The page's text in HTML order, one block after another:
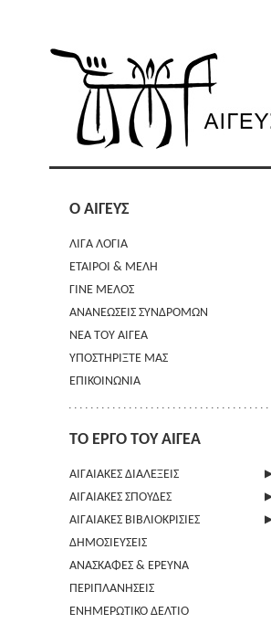
Ο ΑΙΓΕΥΣ
ΛΙΓΑ ΛΟΓΙΑ
ΕΤΑΙΡΟΙ & ΜΕΛΗ
ΓΙΝΕ ΜΕΛΟΣ
ΑΝΑΝΕΩΣΕΙΣ ΣΥΝΔΡΟΜΩΝ
ΝΕΑ ΤΟΥ ΑΙΓΕΑ
ΥΠΟΣΤΗΡΙΞΤΕ ΜΑΣ
ΕΠΙΚΟΙΝΩΝΙΑ
ΤΟ ΕΡΓΟ ΤΟΥ ΑΙΓΕΑ
ΑΙΓΑΙΑΚΕΣ ΔΙΑΛΕΞΕΙΣ
ΠΛΗΡΟΦΟΡΙΕΣ
ΑΙΓΑΙΑΚΕΣ ΣΠΟΥΔΕΣ
ΠΛΗΡΟΦΟΡΙΕΣ
ΟΔΗΓΙΕΣ ΠΡΟΣ ΣΥΓΓΡΑΦΕΙΣ
ΟΡΟΙ ΧΡΗΣΗΣ
ΕΠΙΚΟΙΝΩΝΙΑ
ΑΙΓΑΙΑΚΕΣ ΒΙΒΛΙΟΚΡΙΣΙΕΣ
ΠΛΗΡΟΦΟΡΙΕΣ
ΔΗΜΟΣΙΕΥΣΕΙΣ
ΑΝΑΣΚΑΦΕΣ & ΕΡΕΥΝΑ
ΠΕΡΙΠΛΑΝΗΣΕΙΣ
ΕΝΗΜΕΡΩΤΙΚΟ ΔΕΛΤΙΟ